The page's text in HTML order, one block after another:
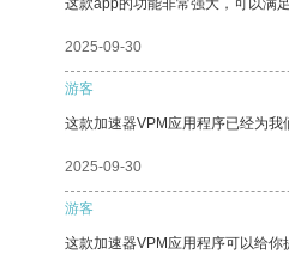
这款app的功能非常强大，可以满
2025-09-30
游客
这款加速器VPM应用程序已经为我
2025-09-30
游客
这款加速器VPM应用程序可以给你